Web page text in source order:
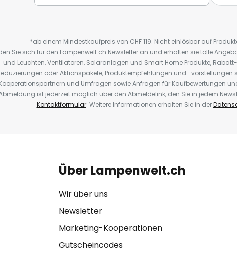
*ab einem Mindestkaufpreis von CHF 119. Nicht einlösbar auf
Sie sich für den Lampenwelt.ch Newsletter an und erhalten sie tolle
und Leuchten, Ventilatoren, Solaranlagen und Smart Home Produkte,
oder Aktionspakete, Produktempfehlungen und -
Kooperationspartnern und Umfragen sowie Anfragen für Kaufbewertungen
ist jederzeit möglich über den Abmeldelink, den Sie in jedem
Kontaktformular. Weitere Informationen erhalten Sie in der
Über Lampenwelt.ch
Wir über uns
Newsletter
Marketing-Kooperationen
Gutscheincodes